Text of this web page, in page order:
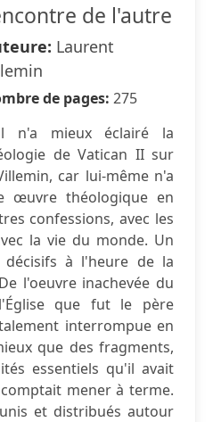
de l'autre
Laurent
de pages: 275
n'a mieux éclairé la
de Vatican II sur
car lui-même n'a
œuvre théologique en
confessions, avec les
la vie du monde. Un
décisifs à l'heure de la
l'oeuvre inachevée du
que fut le père
interrompue en
que des fragments,
essentiels qu'il avait
mener à terme.
et distribués autour